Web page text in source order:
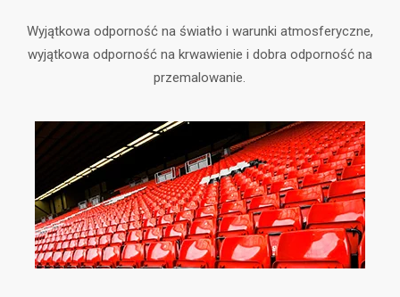
Wyjątkowa odporność na światło i warunki atmosferyczne,
wyjątkowa odporność na krwawienie i dobra odporność na
przemalowanie.